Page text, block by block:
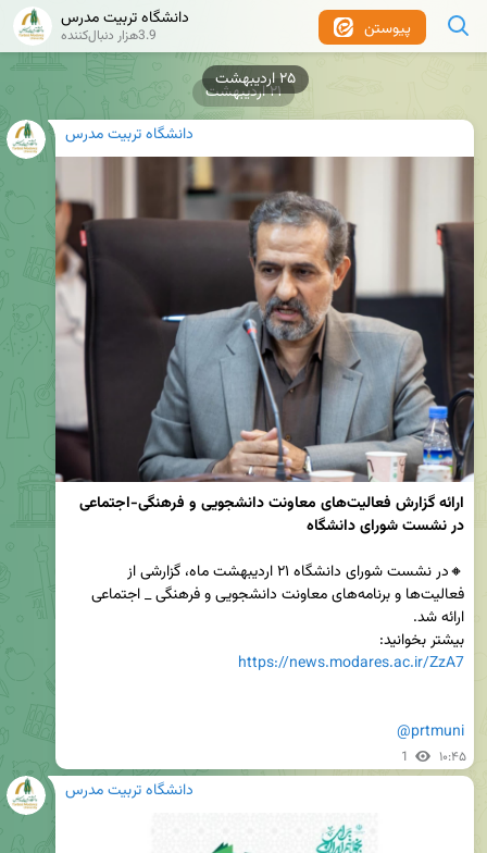
۲۵ اردیبهشت
پیوستن دانشگاه تربیت مدرس
3.9هزار دنبال‌کننده
دانشگاه تربیت مدرس
در نشست شورای دانشگاه
بیشتر بخوانید:
https://news.modares.ac.ir/ZzA7
@prtmuni
1 ۱۰:۴۵
۲۱ اردیبهشت
دانشگاه تربیت مدرس